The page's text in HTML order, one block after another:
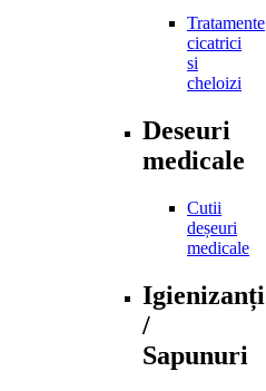
Tratamente
cicatrici
si
cheloizi
Deseuri
medicale
Cutii
deșeuri
medicale
Igienizanți
/
Sapunuri